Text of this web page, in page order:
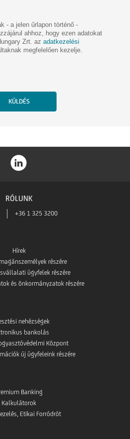
- a jelen űrlapon történő -
ahhoz, hogy ezen adatokat
Zrt. az adatkezelési
megfelelően kezelje.
RÓLUNK
+36 1 325 3200
Hírek
részére
ügyfelek részére
és önkormányzatok részére
nehézségek
bankolás
Központ
új ügyfeleink részére
Banking
Kalkulátorok
Etikai Forródrót